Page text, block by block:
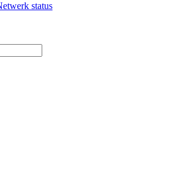
status